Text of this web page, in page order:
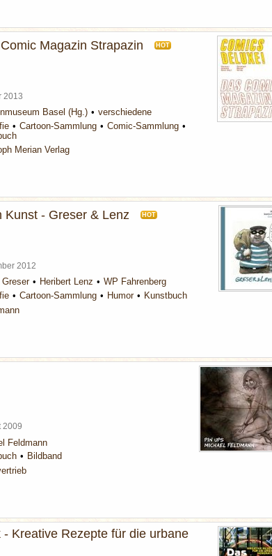
Magazin Strapazin HOT
2013
Basel (Hg.)
verschiedene
Cartoon-Sammlung
Comic-Sammlung
Merian Verlag
Kunst - Greser & Lenz HOT
2012
Heribert Lenz
WP Fahrenberg
Cartoon-Sammlung Humor
Kunstbuch
2009
Feldmann
Bildband
Kreative Rezepte für die urbane